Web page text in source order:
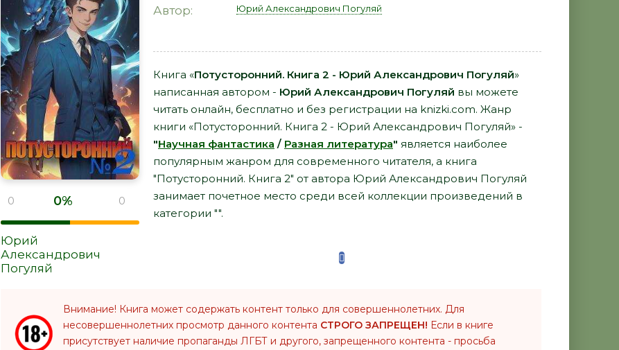
0 0% 0
Юрий
Александрович
Погуляй
Автор: Юрий Александрович Погуляй
Книга «Потусторонний. Книга 2 - Юрий Александрович Погуляй»
написанная автором - Юрий Александрович Погуляй вы можете
читать онлайн, бесплатно и без регистрации на knizki.com. Жанр
книги «Потусторонний. Книга 2 - Юрий Александрович Погуляй» -
"Научная фантастика / Разная литература" является наиболее
популярным жанром для современного читателя, а книга
"Потусторонний. Книга 2" от автора Юрий Александрович Погуляй
занимает почетное место среди всей коллекции произведений в
категории "".
Внимание! Книга может содержать контент только для совершеннолетних. Для
несовершеннолетних просмотр данного контента СТРОГО ЗАПРЕЩЕН! Если в книге
присутствует наличие пропаганды ЛГБТ и другого, запрещенного контента - просьба